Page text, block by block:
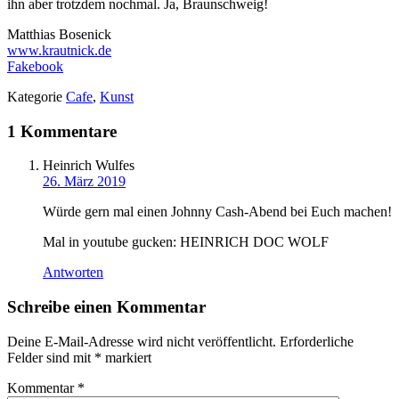
ihn aber trotzdem nochmal. Ja, Braunschweig!
Matthias Bosenick
www.krautnick.de
Fakebook
Kategorie Cafe, Kunst
1 Kommentare
Heinrich Wulfes
26. März 2019
Würde gern mal einen Johnny Cash-Abend bei Euch machen!
Mal in youtube gucken: HEINRICH DOC WOLF
Antworten
Schreibe einen Kommentar
Deine E-Mail-Adresse wird nicht veröffentlicht. Erforderliche
Felder sind mit * markiert
Kommentar *